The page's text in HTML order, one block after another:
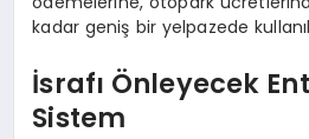
kadar geniş bir yelpazede
İsrafı Önleyecek
Sistem